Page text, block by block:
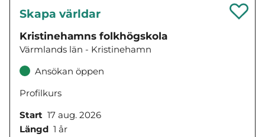
Skapa världar
Kristinehamns folkhögskola
Värmlands län - Kristinehamn
Ansökan öppen
Profilkurs
Start 17 aug. 2026
Längd 1 år